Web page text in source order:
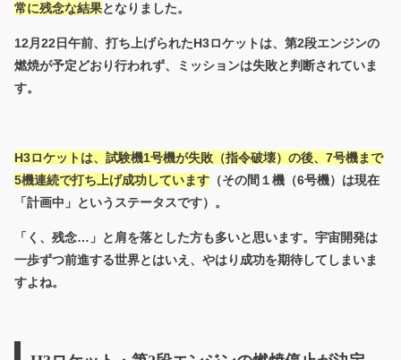
常に残念な結果となりました。
12月22日午前、打ち上げられたH3ロケットは、第2段エンジンの
燃焼が予定どおり行われず、ミッションは失敗と判断されていま
す。
H3ロケットは、試験機1号機が失敗（指令破壊）の後、7号機まで
5機連続で打ち上げ成功しています （その間１機（6号機）は現在
「計画中」というステータスです）。
「く、残念…」と肩を落とした方も多いと思います。宇宙開発は
一歩ずつ前進する世界とはいえ、やはり成功を期待してしまいま
すよね。